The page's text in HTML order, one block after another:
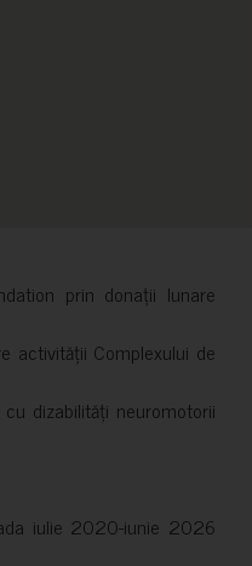
prin donații lunare
activității Complexului de
dizabilități neuromotorii
iulie 2020-iunie 2026